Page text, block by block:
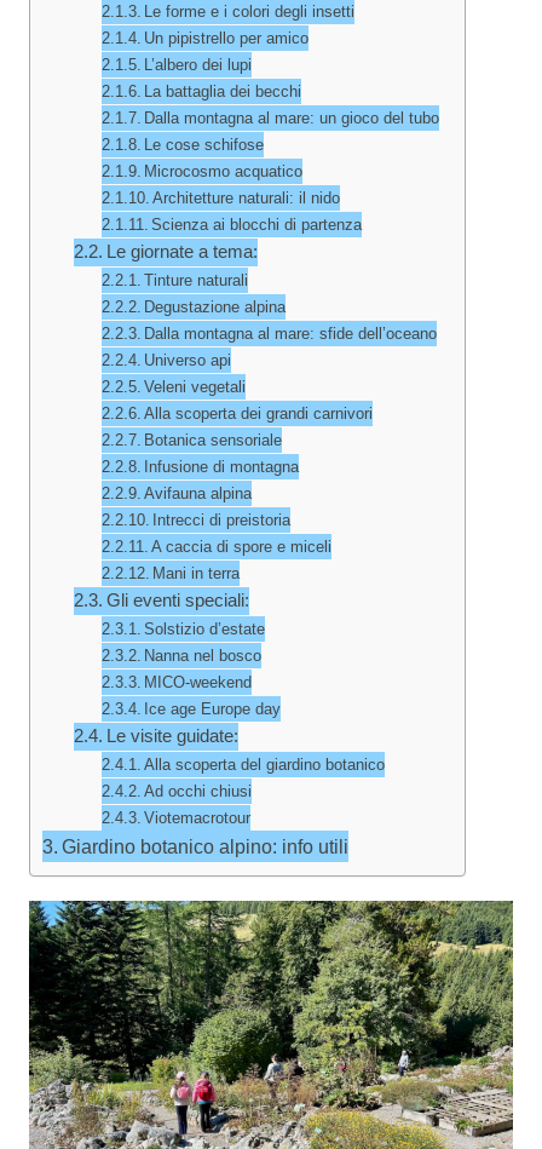
Le forme e i colori degli insetti
Un pipistrello per amico
L’albero dei lupi
La battaglia dei becchi
Dalla montagna al mare: un gioco del tubo
Le cose schifose
Microcosmo acquatico
Architetture naturali: il nido
Scienza ai blocchi di partenza
Le giornate a tema:
Tinture naturali
Degustazione alpina
Dalla montagna al mare: sfide dell’oceano
Universo api
Veleni vegetali
Alla scoperta dei grandi carnivori
Botanica sensoriale
Infusione di montagna
Avifauna alpina
Intrecci di preistoria
A caccia di spore e miceli
Mani in terra
Gli eventi speciali:
Solstizio d’estate
Nanna nel bosco
MICO-weekend
Ice age Europe day
Le visite guidate:
Alla scoperta del giardino botanico
Ad occhi chiusi
Viotemacrotour
Giardino botanico alpino: info utili